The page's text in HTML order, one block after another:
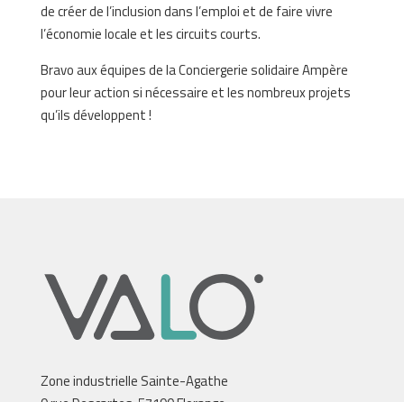
de créer de l’inclusion dans l’emploi et de faire vivre
l’économie locale et les circuits courts.
Bravo aux équipes de la Conciergerie solidaire Ampère
pour leur action si nécessaire et les nombreux projets
qu’ils développent !
Zone industrielle Sainte-Agathe